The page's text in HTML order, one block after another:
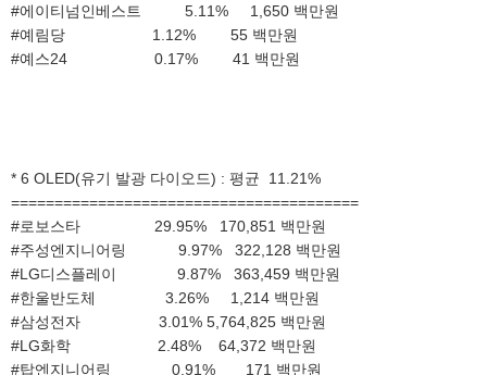
#에이티넘인베스트 5.11% 1,650 백만원
#예림당 1.12% 55 백만원
#예스24 0.17% 41 백만원
* 6 OLED(유기 발광 다이오드) : 평균 11.21%
========================================
#로보스타 29.95% 170,851 백만원
#주성엔지니어링 9.97% 322,128 백만원
#LG디스플레이 9.87% 363,459 백만원
#한울반도체 3.26% 1,214 백만원
#삼성전자 3.01% 5,764,825 백만원
#LG화학 2.48% 64,372 백만원
#탑엔지니어링 0.91% 171 백만원